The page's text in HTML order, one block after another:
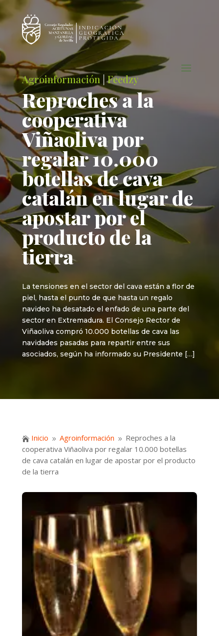
Agroinformación |Feedzy
Reproches a la
cooperativa
Viñaoliva por
regalar 10.000
botellas de cava
catalán en lugar de
apostar por el
producto de la
tierra
La tensiones en el sector del cava están a flor de
piel, hasta el punto de que hasta un regalo
navideo ha desatado el enfado de una parte del
sector en Extremadura. El Consejo Rector de
Viñaoliva compró 10.000 botellas de cava las
navidades pasadas para repartir entre sus
asociados, según ha informado su Presidente […]
 Inicio 9 Agroinformación 9 Reproches a la
cooperativa Viñaoliva por regalar 10.000 botellas
de cava catalán en lugar de apostar por el producto
de la tierra